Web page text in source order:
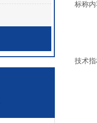
标称
技术